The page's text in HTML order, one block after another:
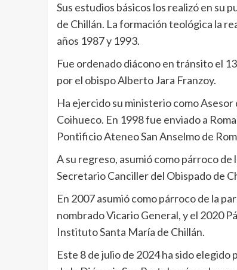
Sus estudios básicos los realizó en su
de Chillán. La formación teológica la
años 1987 y 1993.
Fue ordenado diácono en tránsito el
por el obispo Alberto Jara Franzoy.
Ha ejercido su ministerio como
Coihueco. En 1998 fue enviado a
Pontificio Ateneo San Anselmo de
A su regreso, asumió como párroco
Secretario Canciller del Obispado de
En 2007 asumió como párroco de la
nombrado Vicario General, y el 2020
Instituto Santa María de Chillán.
Este 8 de julio de 2024 ha sido